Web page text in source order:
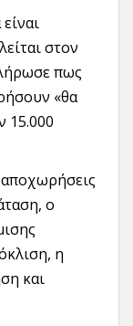
στον
πως
«θα
15.000
ο
η
και